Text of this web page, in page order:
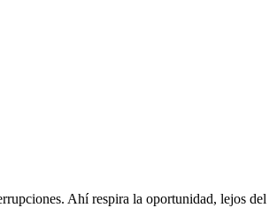
Ahí respira la oportunidad, lejos del